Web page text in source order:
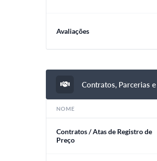
Avaliações
Contratos, Parcerias
NOME
Contratos / Atas de Registro de
Preço